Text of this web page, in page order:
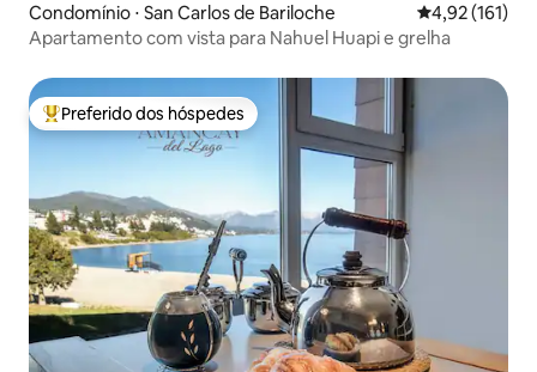
Condomínio ⋅ San Carlos de Bariloche 4,92 de uma
4,92 (161)
Apartamento com vista para Nahuel Huapi e grelha
Entre os melhores preferidos dos hóspedes
Preferido dos hóspedes